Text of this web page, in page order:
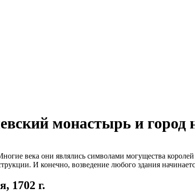
монастырь и город
века они являлись символами могущества
И конечно, возведение лю­бого здания
1702 г.